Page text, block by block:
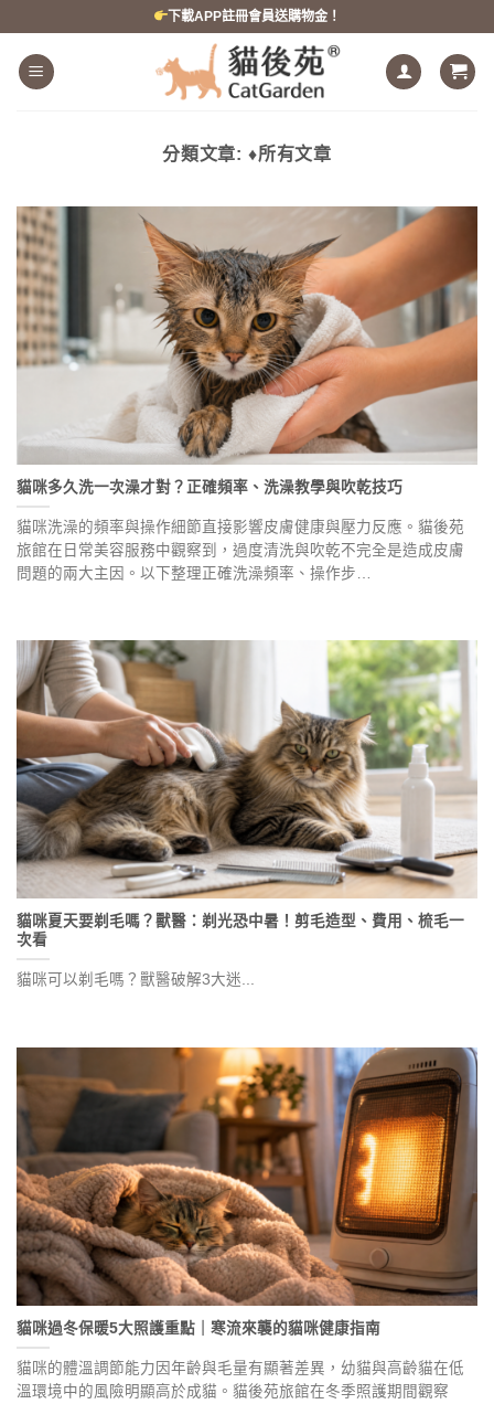
下載APP註冊會員送購物金！
分類文章: ♦所有文章
貓咪多久洗一次澡才對？正確頻率、洗澡教學與吹乾技巧
貓咪洗澡的頻率與操作細節直接影響皮膚健康與壓力反應。貓後苑
旅館在日常美容服務中觀察到，過度清洗與吹乾不完全是造成皮膚
問題的兩大主因。以下整理正確洗澡頻率、操作步…
貓咪夏天要剃毛嗎？獸醫：剃光恐中暑！剪毛造型、費用、梳毛一
次看
貓咪可以剃毛嗎？獸醫破解3大迷...
貓咪過冬保暖5大照護重點｜寒流來襲的貓咪健康指南
貓咪的體溫調節能力因年齡與毛量有顯著差異，幼貓與高齡貓在低
溫環境中的風險明顯高於成貓。貓後苑旅館在冬季照護期間觀察